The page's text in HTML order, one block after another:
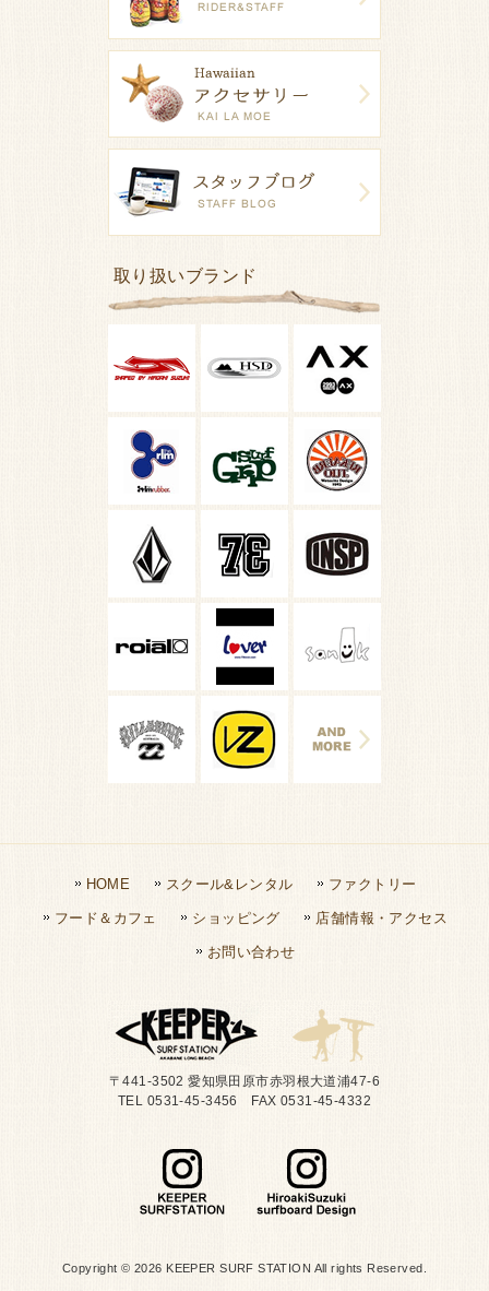
取り扱いブランド
HOME スクール&レンタル ファクトリー
フード＆カフェ ショッピング 店舗情報・アクセス
お問い合わせ
〒441-3502 愛知県田原市赤羽根大道浦47-6
TEL 0531-45-3456 FAX 0531-45-4332
Copyright © 2026 KEEPER SURF STATION All rights Reserved.